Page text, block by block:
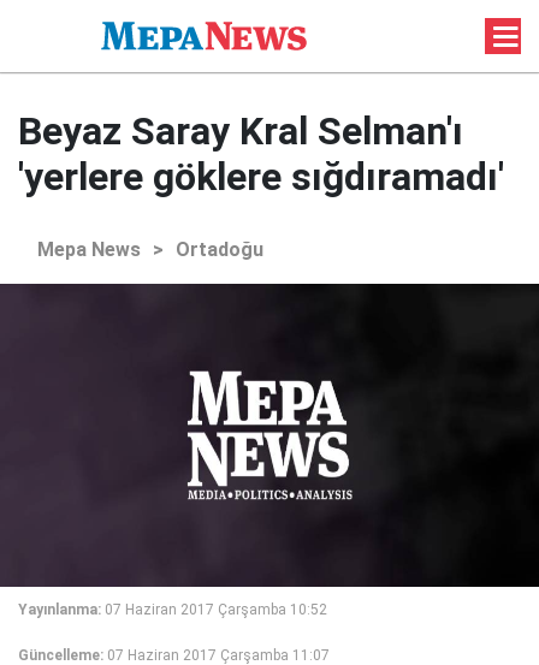
Beyaz Saray Kral Selman'ı
'yerlere göklere sığdıramadı'
Mepa News > Ortadoğu
Yayınlanma: 07 Haziran 2017 Çarşamba 10:52
Güncelleme: 07 Haziran 2017 Çarşamba 11:07